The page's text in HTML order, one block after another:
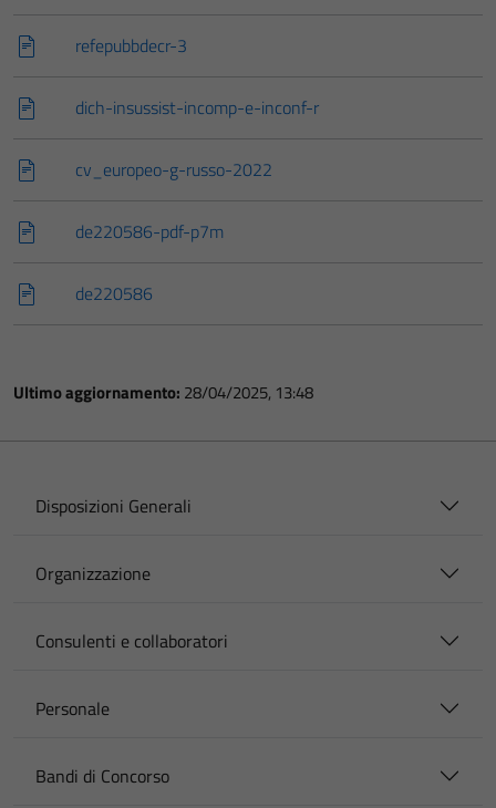
refepubbdecr-3
dich-insussist-incomp-e-inconf-r
cv_europeo-g-russo-2022
de220586-pdf-p7m
de220586
Ultimo aggiornamento: 28/04/2025, 13:48
Disposizioni Generali
Organizzazione
Consulenti e collaboratori
Personale
Bandi di Concorso